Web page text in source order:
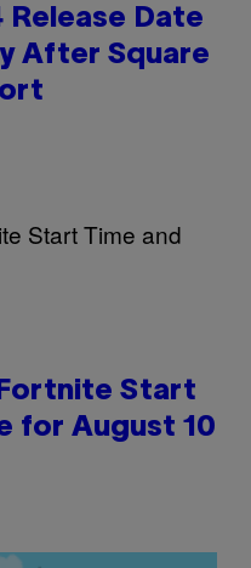
Date
After Square
Start
for August 10